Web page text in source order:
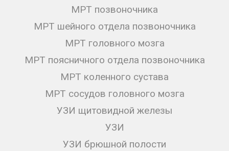
МРТ позвоночника
МРТ шейного отдела позвоночника
МРТ головного мозга
МРТ поясничного отдела позвоночника
МРТ коленного сустава
МРТ сосудов головного мозга
УЗИ щитовидной железы
УЗИ
УЗИ брюшной полости